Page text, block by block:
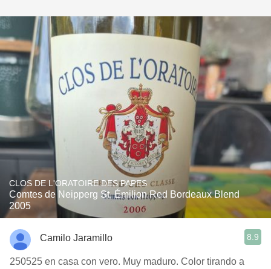
CLOS DE L'ORATOIRE DES PAPES
Comtes de Neipperg St. Émilion Red Bordeaux Blend
2005
Camilo Jaramillo 8.9
250525 en casa con vero. Muy maduro. Color tirando a